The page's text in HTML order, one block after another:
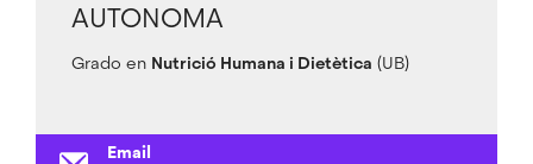
AUTONOMA
Grado en Nutrició Humana i Dietètica (UB)
Email